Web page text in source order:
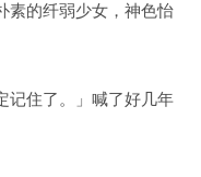
素的纤弱少女，神色怡
记住了。」喊了好几年